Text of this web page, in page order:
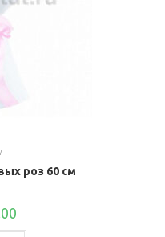
роз 60 см